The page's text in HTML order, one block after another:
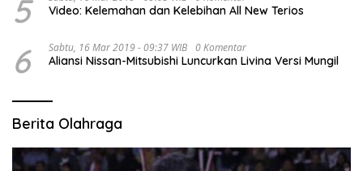
5 Video: Kelemahan dan Kelebihan All New Terios
6 Sabtu, 16 Mar 2019 - 09:37 WIB 0 Komentar
Aliansi Nissan-Mitsubishi Luncurkan Livina Versi Mungil
Berita Olahraga